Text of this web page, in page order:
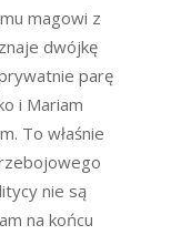
magowi z
dwójkę
parę
i Mariam
To właśnie
nie są
na końcu